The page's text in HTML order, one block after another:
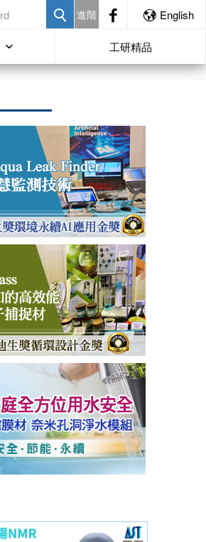
進階 English
工研精品